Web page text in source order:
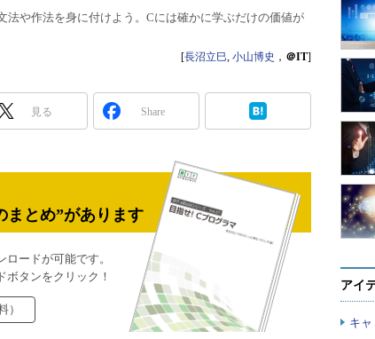
Database Expert
Master of IP Network
Security & Trust
Test & Tools
法や作法を身に付けよう。Cには確かに学ぶだけの価値が
[長沼立巳, 小山博史 ， ＠IT]
見る Share
まとめ”があります
ードが可能です。
タンをクリック！
）
アイ
キ